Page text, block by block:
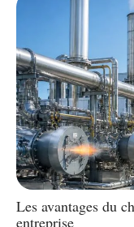
Les avantages du
entreprise